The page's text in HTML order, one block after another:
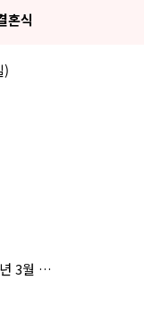
혼식
)
3월 …